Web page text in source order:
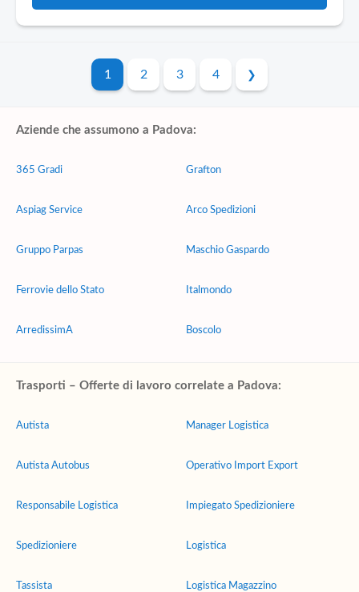
1 2 3 4
Aziende che assumono a Padova:
365 Gradi
Aspiag Service
Gruppo Parpas
Ferrovie dello Stato
ArredissimA
Grafton
Arco Spedizioni
Maschio Gaspardo
Italmondo
Boscolo
Trasporti – Offerte di lavoro correlate a Padova:
Autista
Autista Autobus
Responsabile Logistica
Spedizioniere
Tassista
Manager Logistica
Operativo Import Export
Impiegato Spedizioniere
Logistica
Logistica Magazzino